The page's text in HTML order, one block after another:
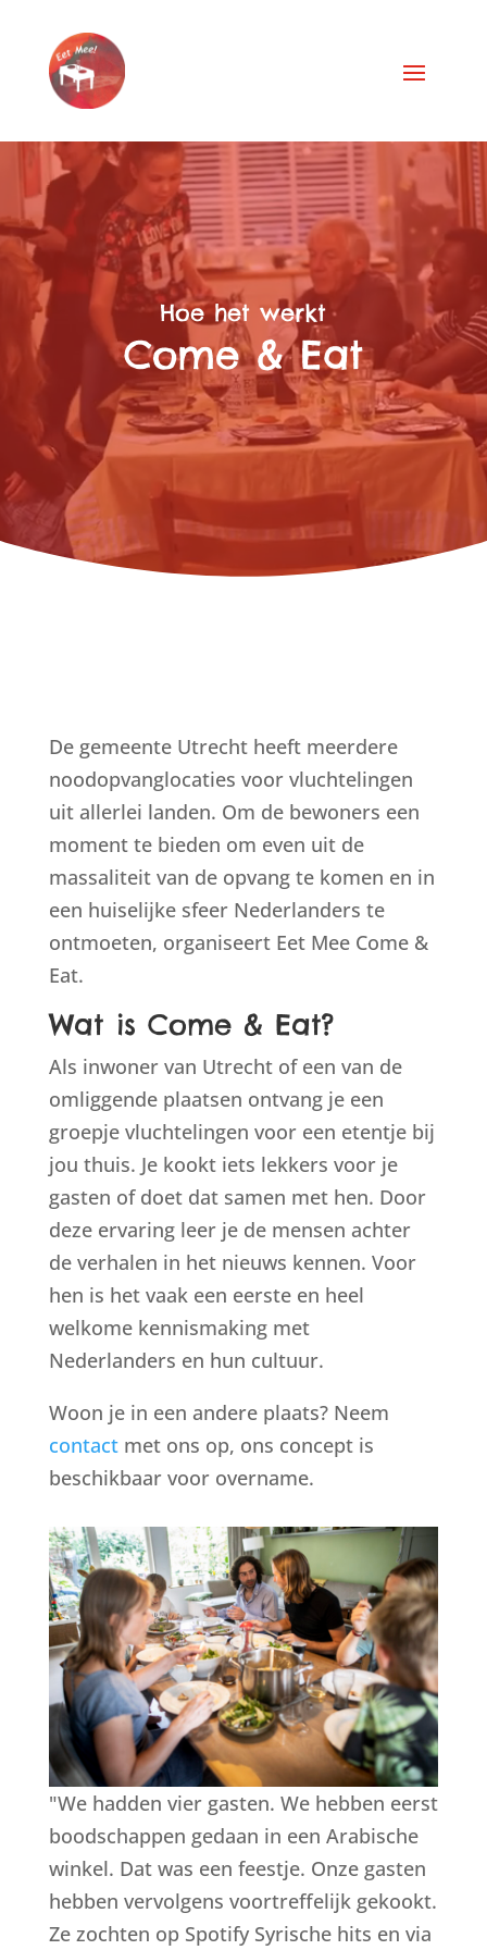
Videospeler
Hoe het werkt
Come & Eat
De gemeente Utrecht heeft meerdere
noodopvanglocaties voor vluchtelingen
uit allerlei landen. Om de bewoners een
moment te bieden om even uit de
massaliteit van de opvang te komen en in
een huiselijke sfeer Nederlanders te
ontmoeten, organiseert Eet Mee Come &
Eat.
Wat is Come & Eat?
Als inwoner van Utrecht of een van de
omliggende plaatsen ontvang je een
groepje vluchtelingen voor een etentje bij
jou thuis. Je kookt iets lekkers voor je
gasten of doet dat samen met hen. Door
deze ervaring leer je de mensen achter
de verhalen in het nieuws kennen. Voor
hen is het vaak een eerste en heel
welkome kennismaking met
Nederlanders en hun cultuur.
Woon je in een andere plaats? Neem
contactmet ons op, ons concept is
beschikbaar voor overname.
"We hadden vier gasten. We hebben eerst
boodschappen gedaan in een Arabische
winkel. Dat was een feestje. Onze gasten
hebben vervolgens voortreffelijk gekookt.
Ze zochten op Spotify Syrische hits en via